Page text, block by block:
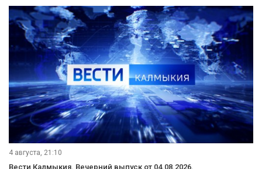
5 августа, 09:30
Вести Калмыкия. Выпуск на калмыцком языке от 05.08.2026.